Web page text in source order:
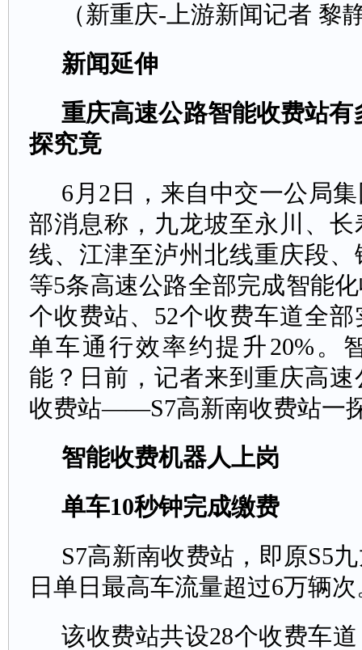
（新重庆-上游新闻记者黎
新闻延伸
重庆高速公路智能收费站
探究竟
6月2日，来自中交一公局
部消息称，九龙坡至永川、
线、江津至泸州北线重庆段
等5条高速公路全部完成智能
个收费站、52个收费车道全
单车通行效率约提升20%。
能？日前，记者来到重庆高
收费站——S7高新南收费站一
智能收费机器人上岗
单车10秒钟完成缴费
S7高新南收费站，即原S5
日单日最高车流量超过6万辆次
该收费站共设28个收费车